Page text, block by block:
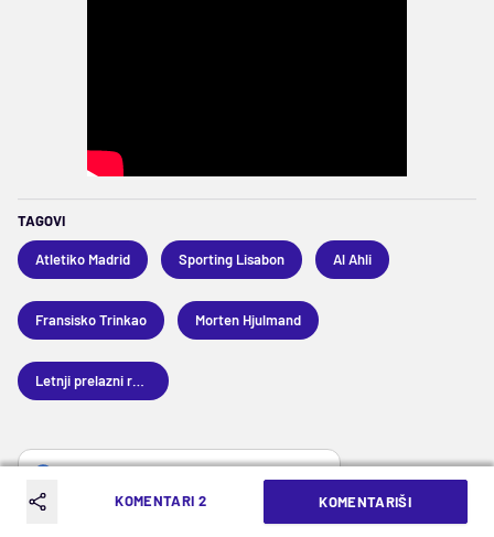
TAGOVI
Atletiko Madrid Sporting Lisabon Al Ahli
Fransisko Trinkao Morten Hjulmand
KOMENTARI 2
KOMENTARIŠI